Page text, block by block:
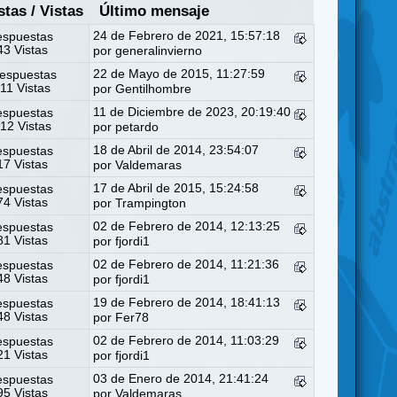
/Vistas Último mensaje
Vistas
24 de Febrero de 2021, 15:57:18
porgeneralinvierno
Vistas
22 de Mayo de 2015, 11:27:59
porGentilhombre
Vistas
11 de Diciembre de 2023, 20:19:40
por petardo
Vistas
18 de Abril de 2014, 23:54:07
porValdemaras
Vistas
17 de Abril de 2015, 15:24:58
por Trampington
Vistas
02 de Febrero de 2014, 12:13:25
porfjordi1
Vistas
02 de Febrero de 2014, 11:21:36
porfjordi1
Vistas
19 de Febrero de 2014, 18:41:13
por Fer78
Vistas
02 de Febrero de 2014, 11:03:29
porfjordi1
Vistas
03 de Enero de 2014, 21:41:24
porValdemaras